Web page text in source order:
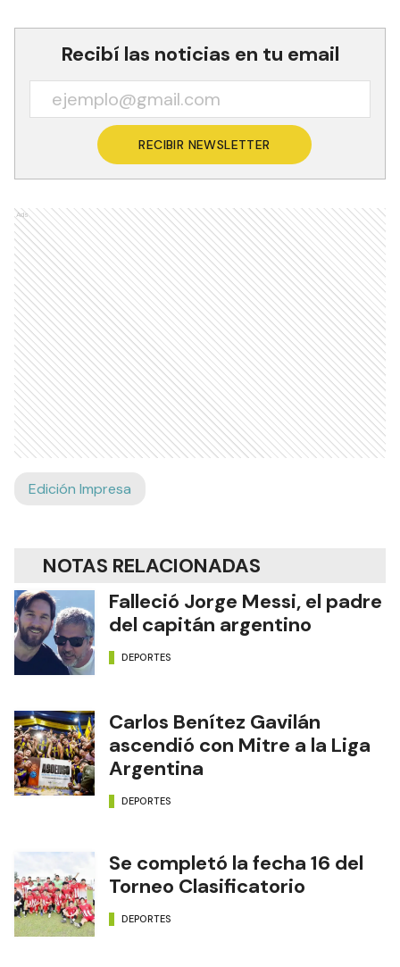
Recibí las noticias en tu email
RECIBIR NEWSLETTER
Ads
Edición Impresa
NOTAS RELACIONADAS
Falleció Jorge Messi, el padre
del capitán argentino
DEPORTES
Carlos Benítez Gavilán
ascendió con Mitre a la Liga
Argentina
DEPORTES
Se completó la fecha 16 del
Torneo Clasificatorio
DEPORTES